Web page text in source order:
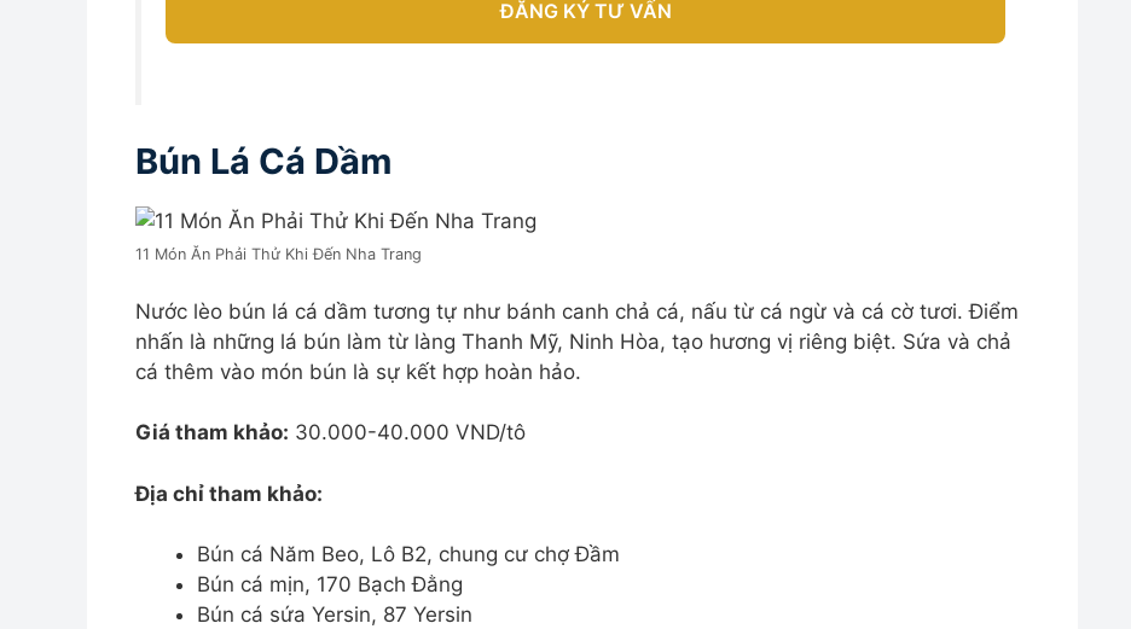
t
e
r
a
t
i
v
:
Bún Lá Cá Dầm
11 Món Ăn Phải Thử Khi Đến Nha Trang
Nước lèo bún lá cá dầm tương tự như bánh canh chả cá, nấu từ cá ngừ và cá cờ tươi. Điểm
nhấn là những lá bún làm từ làng Thanh Mỹ, Ninh Hòa, tạo hương vị riêng biệt. Sứa và chả
cá thêm vào món bún là sự kết hợp hoàn hảo.
Giá tham khảo: 30.000-40.000 VND/tô
Địa chỉ tham khảo:
Bún cá Năm Beo, Lô B2, chung cư chợ Đầm
Bún cá mịn, 170 Bạch Đằng
Bún cá sứa Yersin, 87 Yersin